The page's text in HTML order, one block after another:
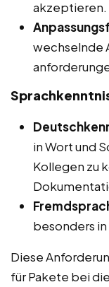
akzeptieren.
wechselnde
in Wort und
Kollegen zu
besonders
Diese
für Pakete bei